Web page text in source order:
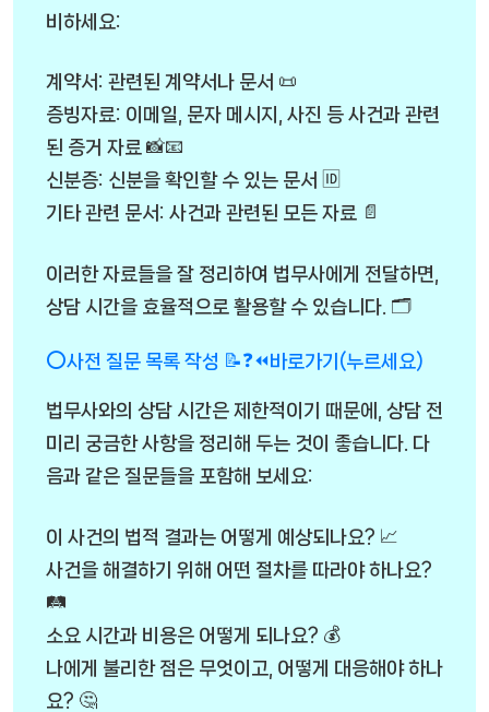
비하세요:
계약서: 관련된 계약서나 문서 📜
증빙자료: 이메일, 문자 메시지, 사진 등 사건과 관련
된 증거 자료 📸📧
신분증: 신분을 확인할 수 있는 문서 🆔
기타 관련 문서: 사건과 관련된 모든 자료 📄
이러한 자료들을 잘 정리하여 법무사에게 전달하면,
상담 시간을 효율적으로 활용할 수 있습니다. 🗂️
⭕사전 질문 목록 작성 📝❓⏪바로가기(누르세요)
법무사와의 상담 시간은 제한적이기 때문에, 상담 전
미리 궁금한 사항을 정리해 두는 것이 좋습니다. 다
음과 같은 질문들을 포함해 보세요:
이 사건의 법적 결과는 어떻게 예상되나요? 📈
사건을 해결하기 위해 어떤 절차를 따라야 하나요?
🛤️
소요 시간과 비용은 어떻게 되나요? 💰
나에게 불리한 점은 무엇이고, 어떻게 대응해야 하나
요? 🤔